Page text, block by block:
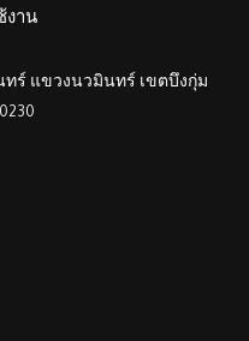
งาน
ทร์ แขวงนวมินทร์ เขตบึงกุ่ม